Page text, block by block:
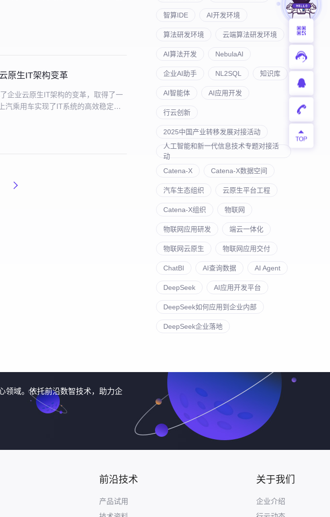
原生IT架构变革
企业云原生IT架构的变革，取得了一
汽乘用车实现了IT系统的高效稳定运
智算IDE AI开发环境
算法研发环境 云端算法研发环境
AI算法开发 NebulaAI
企业AI助手 NL2SQL 知识库
AI智能体 AI应用开发
行云创新
2025中国产业转移发展对接活动
人工智能和新一代信息技术专题对接活
动
Catena-X
Catena-X数据空间
汽车生态组织 云原生平台工程
Catena-X组织 物联网
物联网应用研发 端云一体化
物联网云原生 物联网应用交付
ChatBI AI查询数据 AI Agent
DeepSeek AI应用开发平台
DeepSeek如何应用到企业内部
DeepSeek企业落地
领域。依托前沿数智技术，助力企
前沿技术
产品试用
关于我们
企业介绍